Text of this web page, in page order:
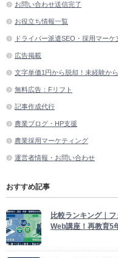
お問い合わせ送信完了
お役立ち情報一覧
ドライバー派遣SEO・採用マーケ
広告掲載
文字単価1円から脱却！未経験か
無料広告：Fリフト
記事作成代行
農業ブログ・HP支援
農業採用マーケティング
運営者情報・お問い合わせ
おすすめ記事
比較ランキング｜
Web講座！再教育5